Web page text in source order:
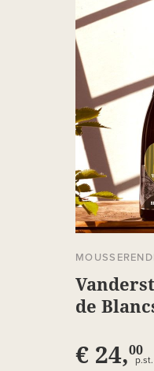
de
€ 24,00
p.st.